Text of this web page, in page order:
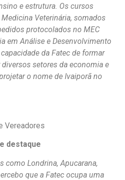
e estrutura. Os cursos
Veterinária, somados
protocolados no MEC
em Análise e Desenvolvimento
da Fatec de formar
setores da economia e
o nome de Ivaiporã no
Vereadores
destaque
como Londrina, Apucarana,
que a Fatec ocupa uma